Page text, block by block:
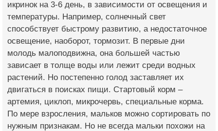
икринок на 3-6 день, в зависимости от освещения и
температуры. Например, солнечный свет
способствует быстрому развитию, а недостаточное
освещение, наоборот, тормозит. В первые дни
молодь малоподвижна, она большей частью
зависает в толще воды или лежит среди водных
растений. Но постепенно голод заставляет их
двигаться в поисках пищи. Стартовый корм –
артемия, циклоп, микрочервь, специальные корма.
По мере взросления, мальков можно сортировать по
нужным признакам. Но не всегда мальки похожи на